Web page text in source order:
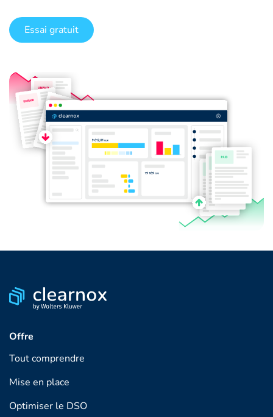
Essai gratuit
Offre
Tout comprendre
Mise en place
Optimiser le DSO